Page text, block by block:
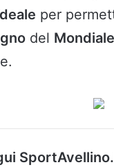
per
del